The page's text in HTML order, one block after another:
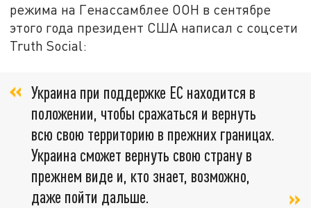
режима на Генассамблее ООН в сентябре
этого года президент США написал с соцсети
Truth Social:
Украина при поддержке ЕС находится в
положении, чтобы сражаться и вернуть
всю свою территорию в прежних границах.
Украина сможет вернуть свою страну в
прежнем виде и, кто знает, возможно,
даже пойти дальше.